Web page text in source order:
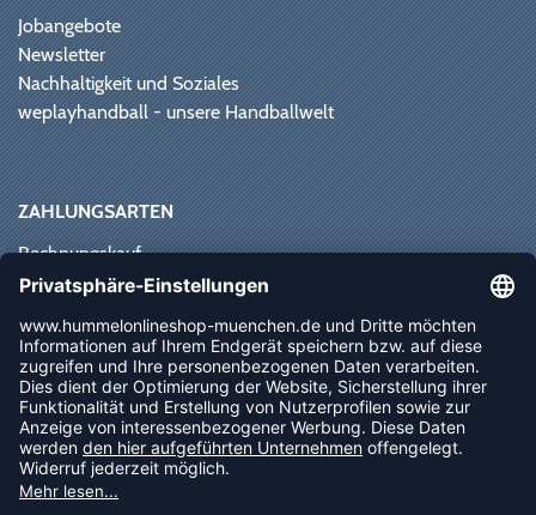
Jobangebote
Newsletter
Nachhaltigkeit und Soziales
weplayhandball - unsere Handballwelt
ZAHLUNGSARTEN
Rechnungskauf
Paypal
Vorkasse
Sofortüberweisung
NEWSLETTER